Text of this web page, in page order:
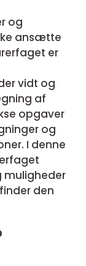
og
ansætte
er
vidt og
af
opgaver
og
I denne
muligheder
den